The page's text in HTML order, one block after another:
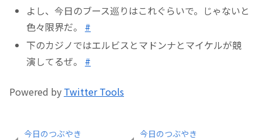
よし、今日のブース巡りはこれぐらいで。じゃないと
色々限界だ。 #
下のカジノではエルビスとマドンナとマイケルが競
演してるぜ。 #
Powered by Twitter Tools
今日のつぶやき
今日のつぶやき